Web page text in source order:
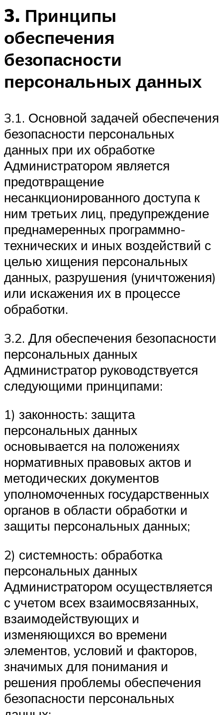
3. Принципы
обеспечения
безопасности
персональных данных
3.1. Основной задачей обеспечения
безопасности персональных
данных при их обработке
Администратором является
предотвращение
несанкционированного доступа к
ним третьих лиц, предупреждение
преднамеренных программно-
технических и иных воздействий с
целью хищения персональных
данных, разрушения (уничтожения)
или искажения их в процессе
обработки.
3.2. Для обеспечения безопасности
персональных данных
Администратор руководствуется
следующими принципами:
1) законность: защита
персональных данных
основывается на положениях
нормативных правовых актов и
методических документов
уполномоченных государственных
органов в области обработки и
защиты персональных данных;
2) системность: обработка
персональных данных
Администратором осуществляется
с учетом всех взаимосвязанных,
взаимодействующих и
изменяющихся во времени
элементов, условий и факторов,
значимых для понимания и
решения проблемы обеспечения
безопасности персональных